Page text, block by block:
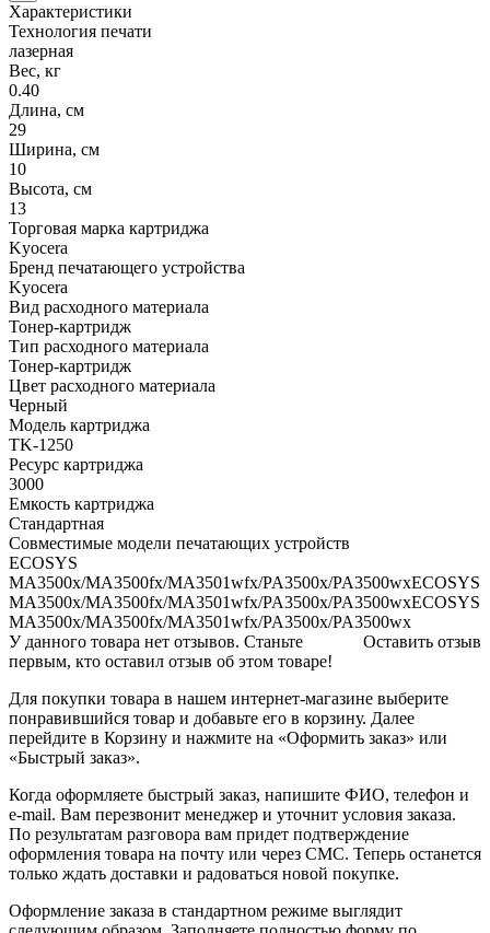
Характеристики
Технология печати
лазерная
Вес, кг
0.40
Длина, см
29
Ширина, см
10
Высота, см
13
Торговая марка картриджа
Kyocera
Бренд печатающего устройства
Kyocera
Вид расходного материала
Тонер-картридж
Тип расходного материала
Тонер-картридж
Цвет расходного материала
Черный
Модель картриджа
TK-1250
Ресурс картриджа
3000
Емкость картриджа
Стандартная
Совместимые модели печатающих устройств
ECOSYS
MA3500x/MA3500fx/MA3501wfx/PA3500x/PA3500wxECOSYS
MA3500x/MA3500fx/MA3501wfx/PA3500x/PA3500wxECOSYS
MA3500x/MA3500fx/MA3501wfx/PA3500x/PA3500wx
Оставить отзыв
У данного товара нет отзывов. Станьте
первым, кто оставил отзыв об этом товаре!
Для покупки товара в нашем интернет-магазине выберите
понравившийся товар и добавьте его в корзину. Далее
перейдите в Корзину и нажмите на «Оформить заказ» или
«Быстрый заказ».
Когда оформляете быстрый заказ, напишите ФИО, телефон и
e-mail. Вам перезвонит менеджер и уточнит условия заказа.
По результатам разговора вам придет подтверждение
оформления товара на почту или через СМС. Теперь останется
только ждать доставки и радоваться новой покупке.
Оформление заказа в стандартном режиме выглядит